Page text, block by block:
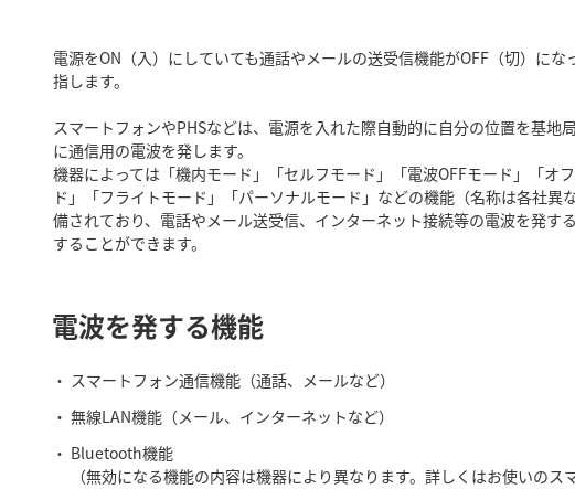
電源をON（入）にしていても通話やメールの送受信機能がOFF（切）にな
指します。
スマートフォンやPHSなどは、電源を入れた際自動的に自分の位置を基地
に通信用の電波を発します。
機器によっては「機内モード」「セルフモード」「電波OFFモード」「オ
ド」「フライトモード」「パーソナルモード」などの機能（名称は各社異
備されており、電話やメール送受信、インターネット接続等の電波を発す
することができます。
電波を発する機能
スマートフォン通信機能（通話、メールなど）
無線LAN機能（メール、インターネットなど）
Bluetooth機能
（無効になる機能の内容は機器により異なります。詳しくはお使いのス